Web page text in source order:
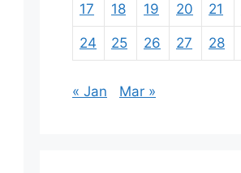
17 18 19 20 21
24 25 26 27 28
« Jan Mar »